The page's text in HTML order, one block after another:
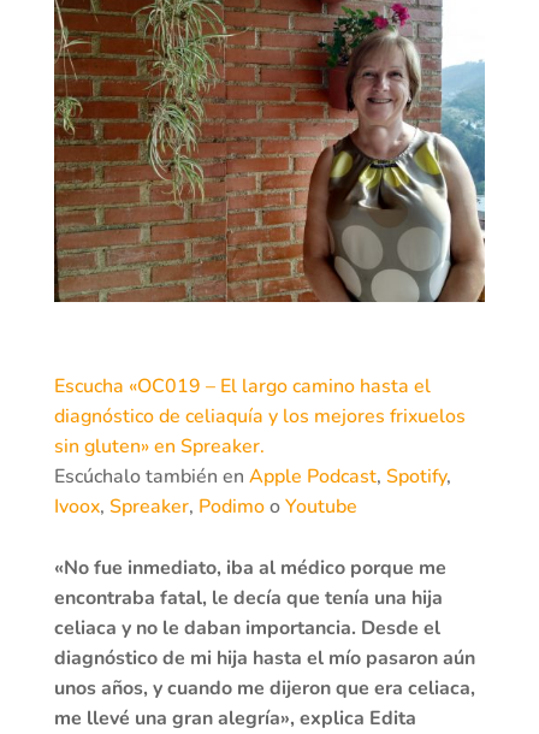
Escucha «OC019 – El largo camino hasta el
diagnóstico de celiaquía y los mejores frixuelos
sin gluten» en Spreaker.
Escúchalo también en Apple Podcast, Spotify,
Ivoox, Spreaker, PodimooYoutube
«No fue inmediato, iba al médico porque me
encontraba fatal, le decía que tenía una hija
celiaca y no le daban importancia. Desde el
diagnóstico de mi hija hasta el mío pasaron aún
unos años, y cuando me dijeron que era celiaca,
me llevé una gran alegría», explica Edita